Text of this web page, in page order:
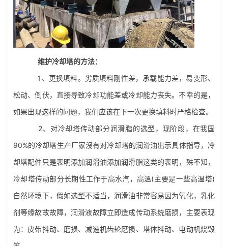
维护冷却塔的方法：
1、更换填料。劣质填料刚性差，承载能力差，易变形、
松动、倒伏，直接导致冷却功能差或冷却能力丧失。不幸的是，
如果出现这样的问题，我们应该在下一次更换填料时严格检查。
2、对冷却塔传动部分润滑脂的选型，现阶段，在我国
90%的冷却塔生产厂家沒有对冷却塔的润滑油出示具体指导， 冷
却塔配件只是表明添加润滑油添加润滑脂这类的表明，殊不知，
冷却塔传动部分长期性工作于高水汽，高溫(主要是一些高温塔)
自然环境下，假如选型不适当，润滑油非常容易因为氧化，乳化
剂等缘故故故障，润滑液故障立即造成传动系统磨损，主要表现
为：皮带抖动、磨损、减速机齿轮磨损、塔体抖动、电动机烧毁